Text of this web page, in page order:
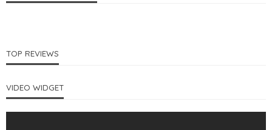
TOP REVIEWS
VIDEO WIDGET